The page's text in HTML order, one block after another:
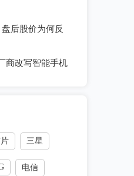
后股价为何反
商改写智能手机
三星
电信